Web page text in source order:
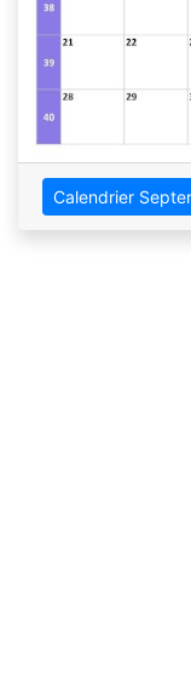
Calendrier